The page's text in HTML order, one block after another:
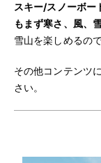
スキー/スノーボー
もまず寒さ、風、
雪山を楽しめるの
その他コンテンツ
さい。